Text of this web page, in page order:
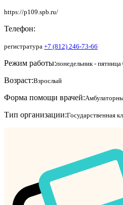
https://p109.spb.ru/
Телефон:
регистратура +7 (812) 246-73-66
Режим работы:понедельник -
Возраст:Взрослый
Форма помощи врачей:
Тип организации:Государственная